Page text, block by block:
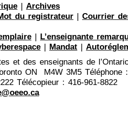
| Archives
du registrateur | Courrier
| L’enseignante
| Mandat |
et des enseignants de
ON M4W 3M5 Téléphone
Télécopieur : 416-961-8822